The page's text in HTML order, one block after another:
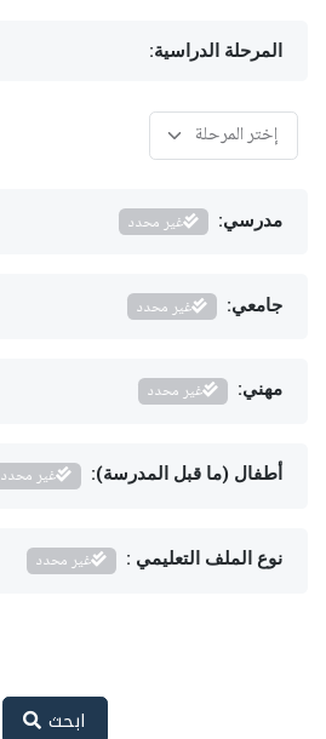
المرحلة الدراسية:
مدرسي: غير محدد
جامعي: غير محدد
مهني: غير محدد
أطفال (ما قبل المدرسة): غير محدد
نوع الملف التعليمي : غير محدد
ابحث